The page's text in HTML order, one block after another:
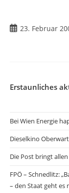
Beitrag
23. Februar
Erstaunliches
Bei Wien Energie
Dieselkino
Die Post bringt
FPÖ – Schnedlitz:
– den Staat geht es